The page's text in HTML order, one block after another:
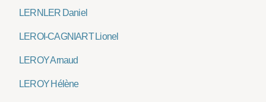
LERNLER Daniel
LEROI-CAGNIART Lionel
LEROY Arnaud
LEROY Hélène